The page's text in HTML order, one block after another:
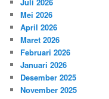
Mei 2026
April 2026
Maret 2026
Februari 2026
Januari 2026
Desember 2025
November 2025